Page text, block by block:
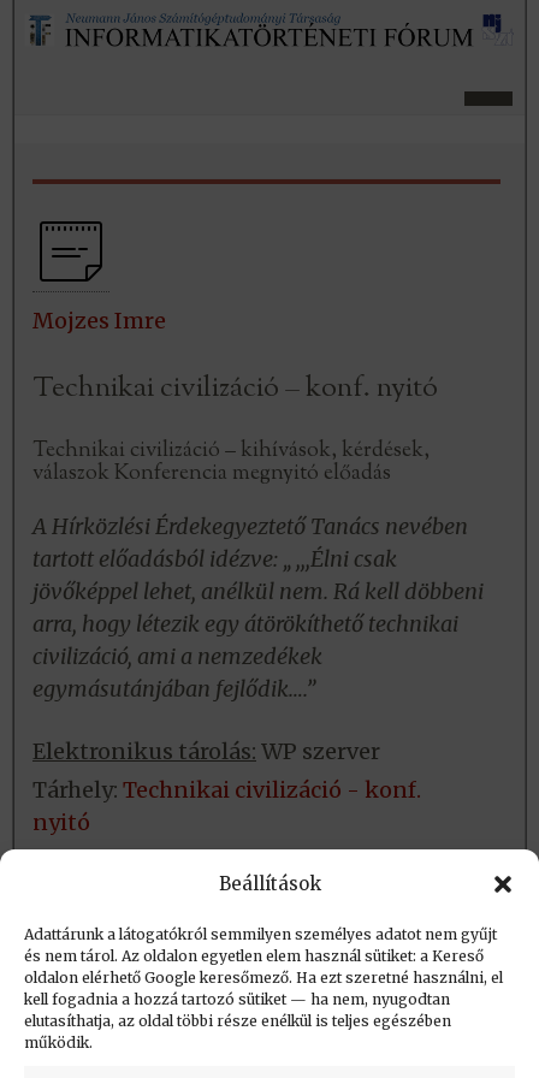
Beállítások
Adattárunk a látogatókról semmilyen személyes adatot nem gyűjt
és nem tárol. Az oldalon egyetlen elem használ sütiket: a Kereső
oldalon elérhető Google keresőmező. Ha ezt szeretné használni, el
kell fogadnia a hozzá tartozó sütiket — ha nem, nyugodtan
elutasíthatja, az oldal többi része enélkül is teljes egészében
működik.
Mojzes Imre
Technikai civilizáció – konf. nyitó
Technikai civilizáció – kihívások, kérdések,
válaszok Konferencia megnyitó előadás
A Hírközlési Érdekegyeztető Tanács nevében
tartott előadásból idézve: „,,,Élni csak
jövőképpel lehet, anélkül nem. Rá kell döbbeni
arra, hogy létezik egy átörökíthető technikai
civilizáció, ami a nemzedékek
egymásutánjában fejlődik….”
Elektronikus tárolás: WP szerver
Tárhely: Technikai civilizáció - konf.
nyitó
Helye: könyvtár
Létrehozva: 2016.05.21. 11:35
Utolsó módosítás: 2023.09.01. 20:35